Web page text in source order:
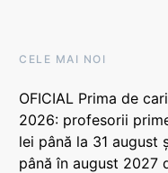
CELE MAI NOI
OFICIAL Prima de
2026: profesorii
lei până la 31 august
până în august 2027